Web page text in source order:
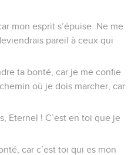
mon esprit s’épuise. Ne me
pareil à ceux qui
ta bonté, car je me confie
où je dois marcher, car
Eternel ! C’est en toi que je
car c’est toi qui es mon